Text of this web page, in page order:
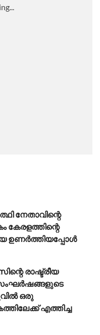
നേതാവിന്റെ
ഉണർത്തിയപ്പോൾ
രാഷ്ട്രീയ
ഒരു
എത്തിച്ച